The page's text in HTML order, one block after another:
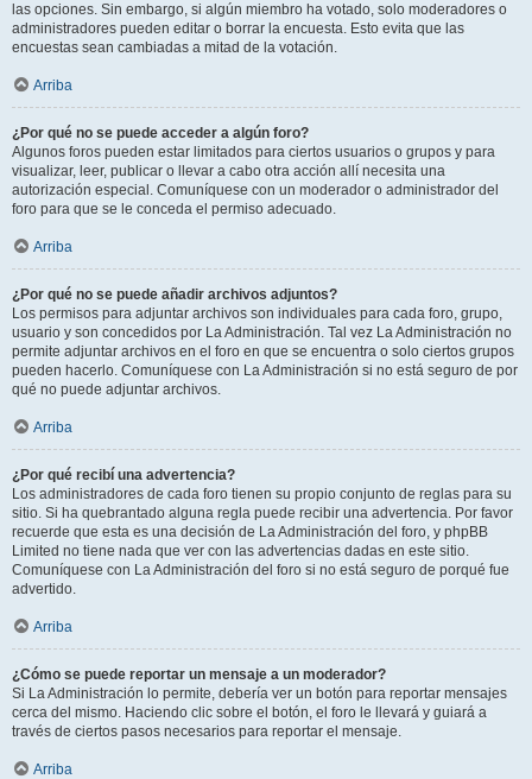
las opciones. Sin embargo, si algún miembro ha votado, solo moderadores o
administradores pueden editar o borrar la encuesta. Esto evita que las
encuestas sean cambiadas a mitad de la votación.
Arriba
¿Por qué no se puede acceder a algún foro?
Algunos foros pueden estar limitados para ciertos usuarios o grupos y para
visualizar, leer, publicar o llevar a cabo otra acción allí necesita una
autorización especial. Comuníquese con un moderador o administrador del
foro para que se le conceda el permiso adecuado.
Arriba
¿Por qué no se puede añadir archivos adjuntos?
Los permisos para adjuntar archivos son individuales para cada foro, grupo,
usuario y son concedidos por La Administración. Tal vez La Administración no
permite adjuntar archivos en el foro en que se encuentra o solo ciertos grupos
pueden hacerlo. Comuníquese con La Administración si no está seguro de por
qué no puede adjuntar archivos.
Arriba
¿Por qué recibí una advertencia?
Los administradores de cada foro tienen su propio conjunto de reglas para su
sitio. Si ha quebrantado alguna regla puede recibir una advertencia. Por favor
recuerde que esta es una decisión de La Administración del foro, y phpBB
Limited no tiene nada que ver con las advertencias dadas en este sitio.
Comuníquese con La Administración del foro si no está seguro de porqué fue
advertido.
Arriba
¿Cómo se puede reportar un mensaje a un moderador?
Si La Administración lo permite, debería ver un botón para reportar mensajes
cerca del mismo. Haciendo clic sobre el botón, el foro le llevará y guiará a
través de ciertos pasos necesarios para reportar el mensaje.
Arriba